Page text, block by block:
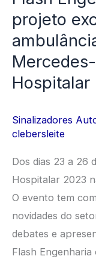
projeto
Sinalizadores
clebersleite
Dos dias 23 a 26
Hospitalar 2023
O evento tem
novidades do
debates e
Flash
Mercedes-
Benz
na
Hospitalar